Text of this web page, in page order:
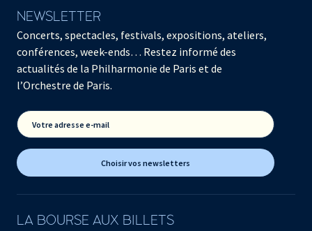
NEWSLETTER
Concerts, spectacles, festivals, expositions, ateliers,
conférences, week-ends… Restez informé des
actualités de la Philharmonie de Paris et de
l’Orchestre de Paris.
Votre adresse e-mail
Choisir vos newsletters
LA BOURSE AUX BILLETS